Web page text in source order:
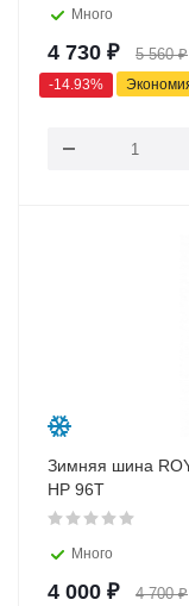
Много
4 730 ₽ 5 560₽
-14.93%
Зимняя шина
HP 96T
Много
4 000 ₽ 4 700₽